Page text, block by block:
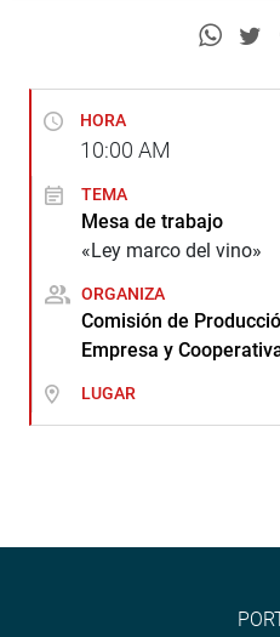
HORA
10:00 AM
TEMA
Mesa de trabajo
«Ley marco del vino»
ORGANIZA
Comisión de
Empresa y
LUGAR